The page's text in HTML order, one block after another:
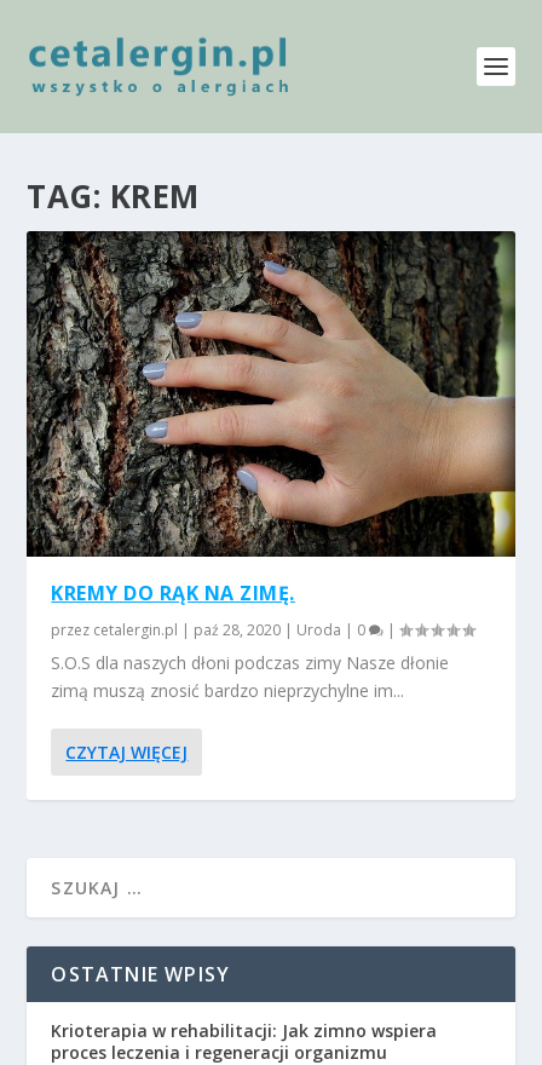
TAG: KREM
KREMY DO RĄK NA ZIMĘ.
przez cetalergin.pl | paź 28, 2020 | Uroda | 0 |
S.O.S dla naszych dłoni podczas zimy Nasze dłonie
zimą muszą znosić bardzo nieprzychylne im...
CZYTAJ WIĘCEJ
OSTATNIE WPISY
Krioterapia w rehabilitacji: Jak zimno wspiera
proces leczenia i regeneracji organizmu